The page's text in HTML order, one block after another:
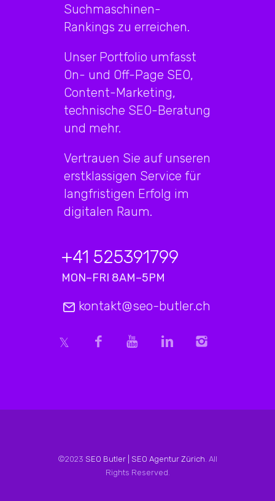
Suchmaschinen-
Rankings zu erreichen.
Unser Portfolio umfasst
On- und Off-Page SEO,
Content-Marketing,
technische SEO-Beratung
und mehr.
Vertrauen Sie auf unseren
erstklassigen Service für
langfristigen Erfolg im
digitalen Raum.
+41 525391799
MON–FRI 8AM–5PM
kontakt@seo-butler.ch
©2023 SEO Butler | SEO Agentur Zürich. All
Rights Reserved.